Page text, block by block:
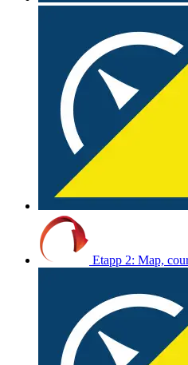
Etapp 2: Map,